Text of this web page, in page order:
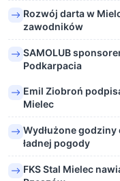
Rozwój darta w
zawodników
SAMOLUB
Podkarpacia
Emil Ziobroń
Mielec
Wydłużone
ładnej pogody
FKS Stal Mielec